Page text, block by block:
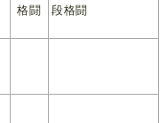
格闘 段格闘